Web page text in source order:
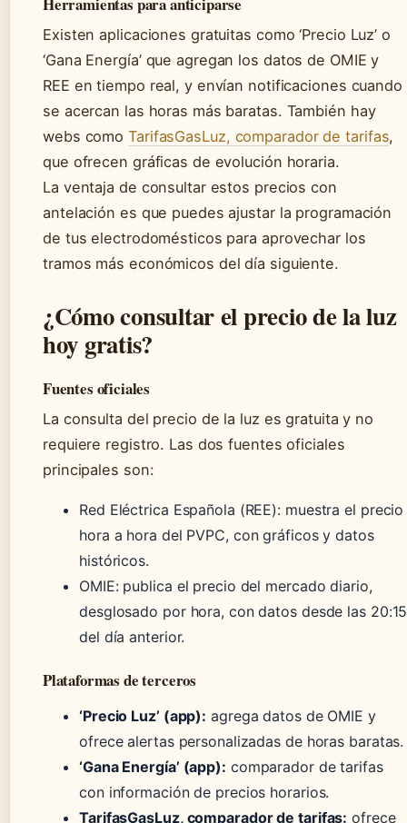
Existen aplicaciones gratuitas como ‘Precio Luz’ o
‘Gana Energía’ que agregan los datos de OMIE y
REE en tiempo real, y envían notificaciones cuando
se acercan las horas más baratas. También hay
webs comoTarifasGasLuz, comparador de tarifas,
que ofrecen gráficas de evolución horaria.
La ventaja de consultar estos precios con
antelación es que puedes ajustar la programación
de tus electrodomésticos para aprovechar los
tramos más económicos del día siguiente.
¿Cómo consultar el precio de la luz
hoy gratis?
Fuentes oficiales
La consulta del precio de la luz es gratuita y no
requiere registro. Las dos fuentes oficiales
principales son:
Red Eléctrica Española (REE): muestra el precio
hora a hora del PVPC, con gráficos y datos
históricos.
OMIE: publica el precio del mercado diario,
desglosado por hora, con datos desde las 20:15
del día anterior.
Plataformas de terceros
‘Precio Luz’ (app): agrega datos de OMIE y
ofrece alertas personalizadas de horas baratas.
‘Gana Energía’ (app): comparador de tarifas
con información de precios horarios.
TarifasGasLuz, comparador de tarifas: ofrece